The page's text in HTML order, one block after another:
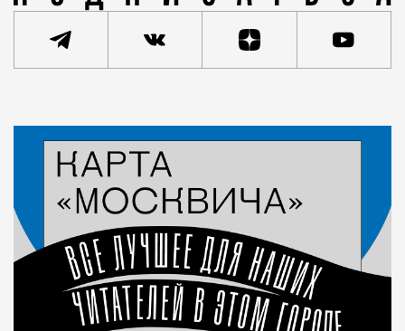
Статья
Люди
Анастасия Медвецкая